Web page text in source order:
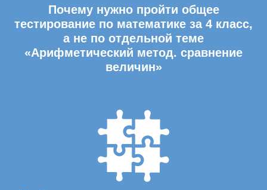
Почему нужно пройти общее
тестирование по математике за 4 класс,
а не по отдельной теме
«Арифметический метод. сравнение
величин»